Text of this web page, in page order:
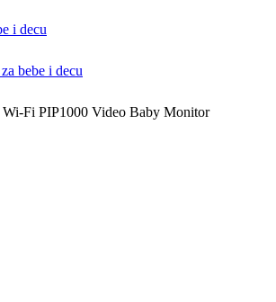
i decu
bebe i decu
Fi PIP1000 Video Baby Monitor